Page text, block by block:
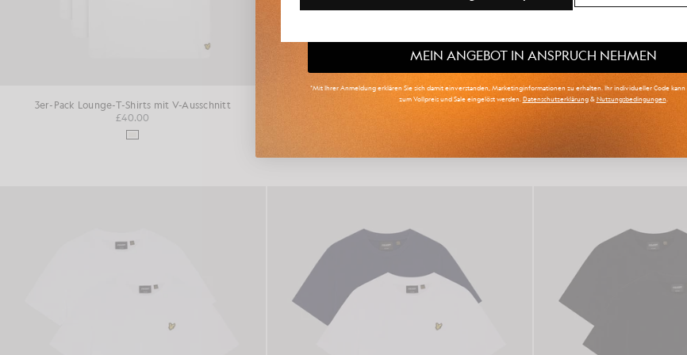
3er-Pack Lounge-T-Shirts mit V-Ausschnitt
£40.00
3er-Pack Boxershorts mit Adler-Bund
3er-Pack Lounge-T-Shirts
MEIN ANGEBOT IN ANSPRUCH NEHMEN
*Mit Ihrer Anmeldung erklären Sie sich damit einverstanden, Marketinginformationen zu erhalten. Ihr individueller Code kann
zum Vollpreis und Sale eingelöst werden. Datenschutzerklärung&Nutzungsbedingungen.